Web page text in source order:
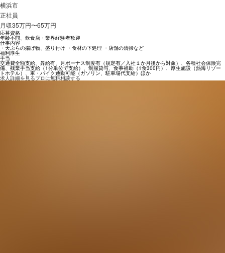
横浜市
正社員
月収35万円〜65万円
応募資格
年齢不問、飲食店・業界経験者歓迎
仕事内容
・天ぷらの揚げ物、盛り付け ・食材の下処理 ・店舗の清掃など
福利厚生
手当
交通費全額支給、昇給有、月ボーナス制度有（規定有／入社１か月後から対象）、各種社会保険完
備、残業手当支給（1分単位で支給）、制服貸与、食事補助（1食300円）、厚生施設（熱海リゾー
トホテル）、車・バイク通勤可能（ガソリン、駐車場代支給）ほか
求人詳細を見るプロに無料相談する